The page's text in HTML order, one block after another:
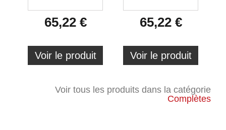
65,22 €
Voir le produit
65,22 €
Voir le produit
Voir tous les produits dans la catégorie
Complètes